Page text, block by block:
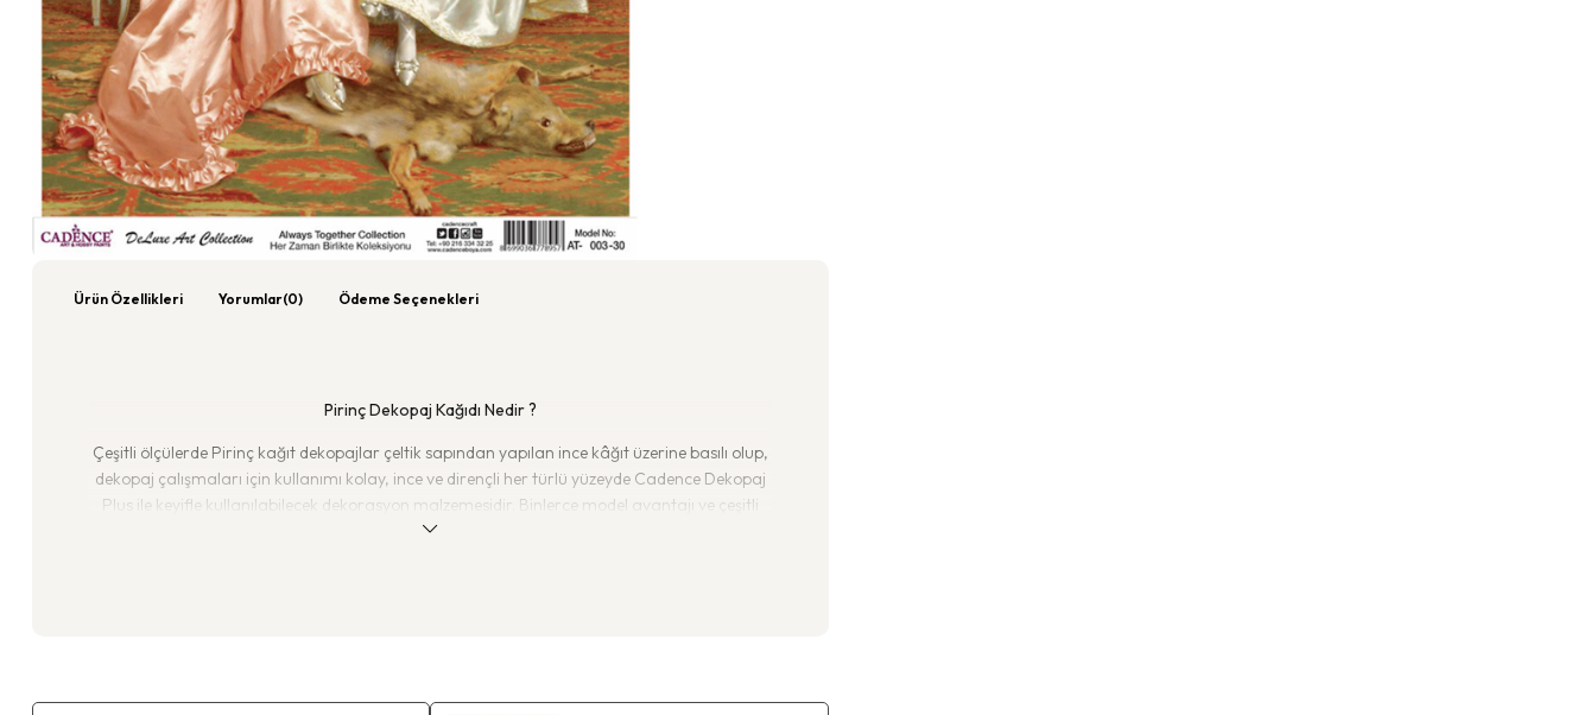
Ürün Özellikleri Yorumlar(0) Ödeme Seçenekleri
Pirinç Dekopaj Kağıdı Nedir ?
Çeşitli ölçülerde Pirinç kağıt dekopajlar çeltik sapından yapılan ince kâğıt üzerine basılı olup,
dekopaj çalışmaları için kullanımı kolay, ince ve dirençli her türlü yüzeyde Cadence Dekopaj
Plus ile keyifle kullanılabilecek dekorasyon malzemesidir. Binlerce model avantajı ve çeşitli
ölçüleri sayesinde çalışmalarınıza en uygun desen ve boyutu seçerek çalışmalarınızı farklı bir
Pirinç Dekopaj Kağıtları içerdiği zengin temalı görselleri sayesinde dekoratif
